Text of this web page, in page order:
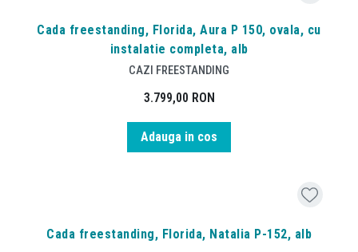
Cada freestanding, Florida, Aura P 150, ovala, cu
instalatie completa, alb
CAZI FREESTANDING
3.799,00 RON
Adauga in cos
Cada freestanding, Florida, Natalia P-152, alb